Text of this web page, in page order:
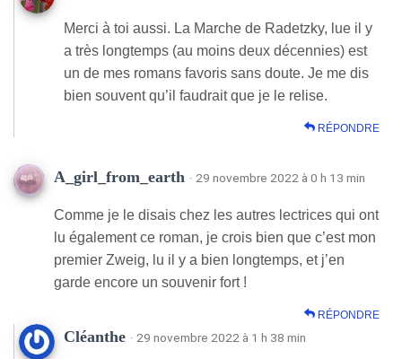
Merci à toi aussi. La Marche de Radetzky, lue il y
a très longtemps (au moins deux décennies) est
un de mes romans favoris sans doute. Je me dis
bien souvent qu’il faudrait que je le relise.
RÉPONDRE
A_girl_from_earth · 29 novembre 2022 à 0 h 13 min
Comme je le disais chez les autres lectrices qui ont
lu également ce roman, je crois bien que c’est mon
premier Zweig, lu il y a bien longtemps, et j’en
garde encore un souvenir fort !
RÉPONDRE
Cléanthe · 29 novembre 2022 à 1 h 38 min